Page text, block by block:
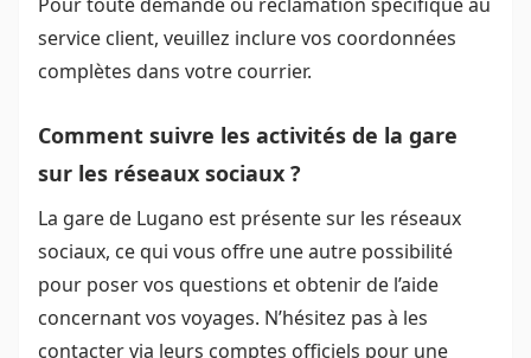
Pour toute demande ou réclamation spécifique au
service client, veuillez inclure vos coordonnées
complètes dans votre courrier.
Comment suivre les activités de la gare
sur les réseaux sociaux ?
La gare de Lugano est présente sur les réseaux
sociaux, ce qui vous offre une autre possibilité
pour poser vos questions et obtenir de l’aide
concernant vos voyages. N’hésitez pas à les
contacter via leurs comptes officiels pour une